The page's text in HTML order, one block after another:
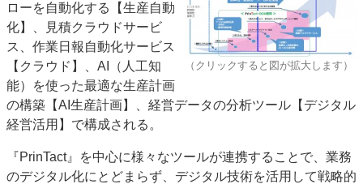
案内
発刊案内
JFPI印刷用語集 印刷機材年鑑
運営
会社案内
購読・購入申し込み
サイトポリシー
お問い合わせ
（クリックすると図が拡大します）
ローを自動化する【生産自動
化】、見積クラウドサービ
ス、作業日報自動化サービス
【クラウド】、AI（人工知
能）を使った最適な生産計画
の構築【AI生産計画】、経営データの分析ツール【デジタル
経営活用】で構成される。
『PrinTact』を中心に様々なツールが連携することで、業務
のデジタル化にとどまらず、デジタル技術を活用して戦略的